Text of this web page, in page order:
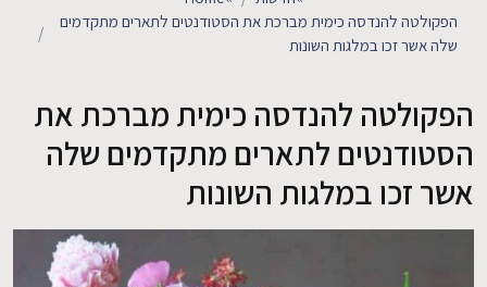
לימודים
מחקר
חדשות ואירועים
קשרי תעשייה
הפקולטה להנדסה כימית מברכת את הסטודנטים לתארים מתקדמים
שלה אשר זכו במלגות השונות
הפקולטה להנדסה כימית מברכת את
הסטודנטים לתארים מתקדמים שלה
אשר זכו במלגות השונות